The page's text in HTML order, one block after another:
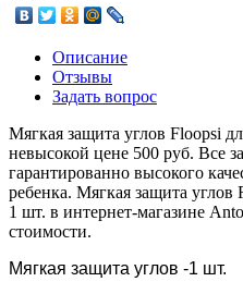
Описание
Отзывы
Задать вопрос
Мягкая защита углов Floopsi
невысокой цене 500 руб. Все
гарантированно высокого
ребенка. Мягкая защита углов
1 шт. в интернет-магазине
стоимости.
Мягкая защита углов -1 шт.